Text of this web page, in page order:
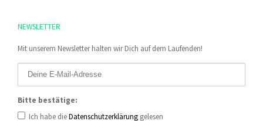
NEWSLETTER
Mit unserem Newsletter halten wir Dich auf dem Laufenden!
Bitte bestätige:
Ich habe dieDatenschutzerklärung gelesen